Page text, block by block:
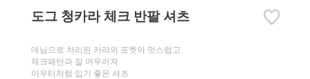
도그 청카라 체크 반팔 셔츠
데님으로 처리된 카라와 포켓이 멋스럽고
체크패턴과 잘 어우러져
아우터처럼 입기 좋은 셔츠